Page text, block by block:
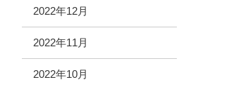
2022年12月
2022年11月
2022年10月